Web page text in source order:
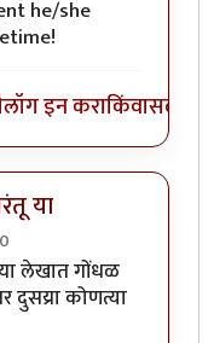
he/she
लॉग इन कराकिंवासदस्य
या
-- इतरbyसस्नेह
लेखात गोंधळ
दुसय्रा कोणत्या